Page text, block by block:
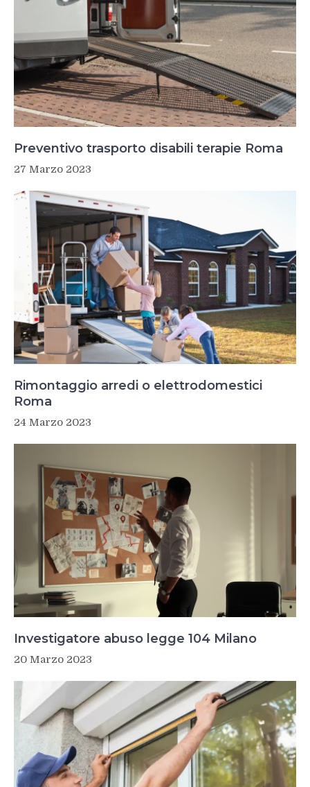
Preventivo trasporto disabili terapie Roma
27 Marzo 2023
Rimontaggio arredi o elettrodomestici
Roma
24 Marzo 2023
Investigatore abuso legge 104 Milano
20 Marzo 2023